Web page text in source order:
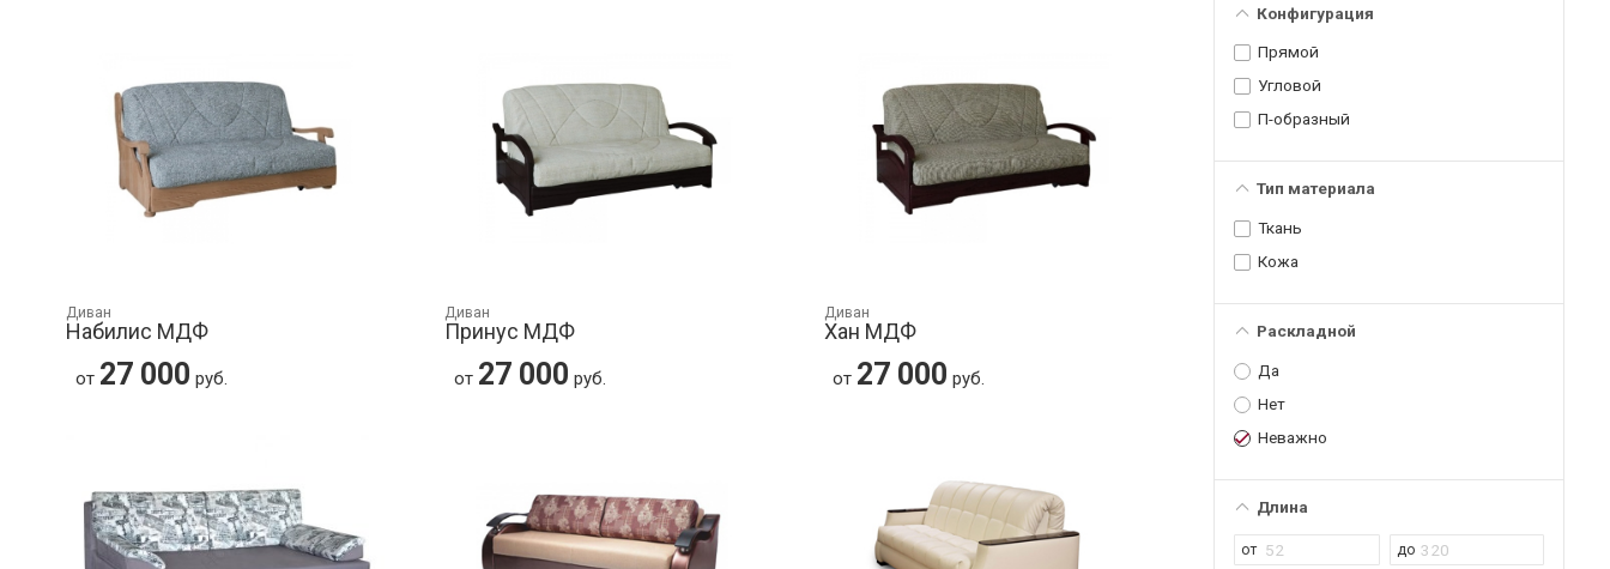
Конфигурация
Прямой
Угловой
П-образный
Тип материала
Ткань
Кожа
Раскладной
Да
Нет
Неважно
Длина
Диван
Набилис МДФ
от 27 000 руб.
Диван
Принус МДФ
от 27 000 руб.
Диван
Хан МДФ
от 27 000 руб.